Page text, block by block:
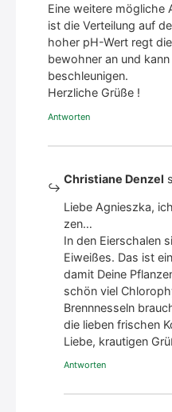
Eine wei­te­re mög­li­che
ist die Ver­tei­lung auf
hoher pH-Wert regt
be­woh­ner an und
beschleu­ni­gen.
Herz­li­che Grü­ße !
Antworten
Christiane Denzel
Lie­be Agnieszka,
zen…
In den Eier­scha­len
Eiwei­ßes. Das ist
damit Dei­ne
schön viel
Brenn­nes­seln
die lie­ben fri­schen
Lie­be, krau­ti­gen
Antworten